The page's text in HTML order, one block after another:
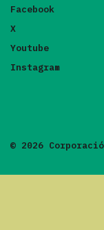
Facebook
X
Youtube
Instagram
© 2026